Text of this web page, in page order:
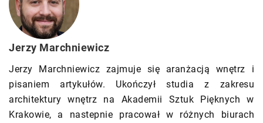
Jerzy Marchniewicz
Jerzy Marchniewicz zajmuje się aranżacją wnętrz i
pisaniem artykułów. Ukończył studia z zakresu
architektury wnętrz na Akademii Sztuk Pięknych w
Krakowie, a nastepnie pracował w różnych biurach